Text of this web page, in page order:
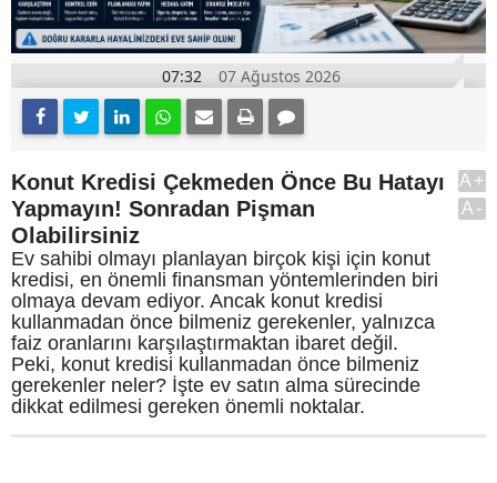
07:32 07 Ağustos 2026
Konut Kredisi Çekmeden Önce Bu Hatayı
Yapmayın! Sonradan Pişman
Olabilirsiniz
Ev sahibi olmayı planlayan birçok kişi için konut
kredisi, en önemli finansman yöntemlerinden biri
olmaya devam ediyor. Ancak konut kredisi
kullanmadan önce bilmeniz gerekenler, yalnızca
faiz oranlarını karşılaştırmaktan ibaret değil.
Peki, konut kredisi kullanmadan önce bilmeniz
gerekenler neler? İşte ev satın alma sürecinde
dikkat edilmesi gereken önemli noktalar.
A+
A-